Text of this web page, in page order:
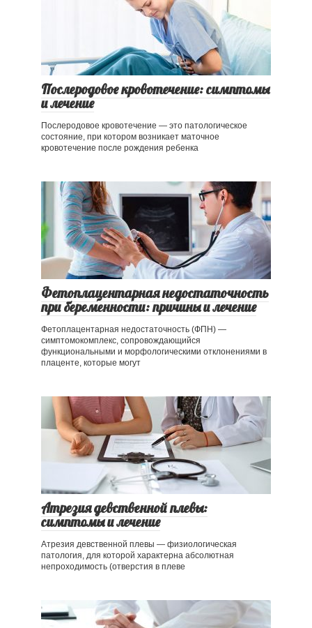
Послеродовое кровотечение: симптомы
и лечение
Послеродовое кровотечение — это патологическое
состояние, при котором возникает маточное
кровотечение после рождения ребенка
Фетоплацентарная недостаточность
при беременности: причины и лечение
Фетоплацентарная недостаточность (ФПН) —
симптомокомплекс, сопровождающийся
функциональными и морфологическими отклонениями в
плаценте, которые могут
Атрезия девственной плевы:
симптомы и лечение
Атрезия девственной плевы — физиологическая
патология, для которой характерна абсолютная
непроходимость (отверстия в плеве